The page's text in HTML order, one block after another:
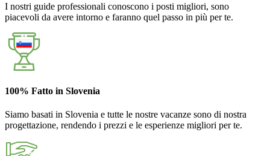
I nostri guide professionali conoscono i posti migliori, sono
piacevoli da avere intorno e faranno quel passo in più per te.
100% Fatto in Slovenia
Siamo basati in Slovenia e tutte le nostre vacanze sono di nostra
progettazione, rendendo i prezzi e le esperienze migliori per te.